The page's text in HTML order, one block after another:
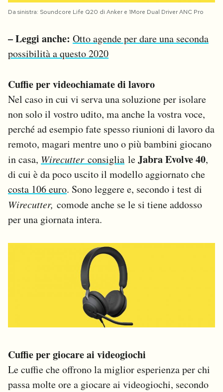
Da sinistra: Soundcore Life Q20 di Anker e 1More Dual Driver ANC Pro
– Leggi anche: Otto agende per dare una seconda
possibilità a questo 2020
Cuffie per videochiamate di lavoro
Nel caso in cui vi serva una soluzione per isolare
non solo il vostro udito, ma anche la vostra voce,
perché ad esempio fate spesso riunioni di lavoro da
remoto, magari mentre uno o più bambini giocano
in casa, Wirecutter consiglia leJabra Evolve 40,
di cui è da poco uscito il modello aggiornato che
costa 106 euro. Sono leggere e, secondo i test di
Wirecutter, comode anche se le si tiene addosso
per una giornata intera.
Cuffie per giocare ai videogiochi
Le cuffie che offrono la miglior esperienza per chi
passa molte ore a giocare ai videogiochi, secondo